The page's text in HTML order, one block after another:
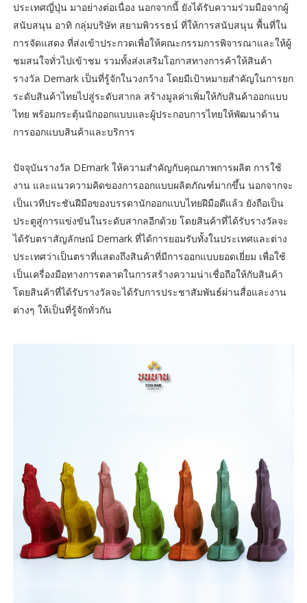
ประเทศญี่ปุ่น มาอย่างต่อเนื่อง นอกจากนี้ ยังได้รับความร่วมมือจากผู้
สนับสนุน อาทิ กลุ่มบริษัท สยามพิวรรธน์ ที่ให้การสนับสนุน พื้นที่ใน
การจัดแสดง ที่ส่งเข้าประกวดเพื่อให้คณะกรรมการพิจารณาและให้ผู้
ชมสนใจทั่วไปเข้าชม รวมทั้งส่งเสริมโอกาสทางการค้าให้สินค้า
รางวัล Demark เป็นที่รู้จักในวงกว้าง โดยมีเป้าหมายสำคัญในการยก
ระดับสินค้าไทยไปสู่ระดับสากล สร้างมูลค่าเพิ่มให้กับสินค้าออกแบบ
ไทย พร้อมกระตุ้นนักออกแบบและผู้ประกอบการไทยให้พัฒนาด้าน
การออกแบบสินค้าและบริการ
ปัจจุบันรางวัล DEmark ให้ความสำคัญกับคุณภาพการผลิต การใช้
งาน และแนวความคิดของการออกแบบผลิตภัณฑ์มากขึ้น นอกจากจะ
เป็นเวทีประชันฝีมือของบรรดานักออกแบบไทยฝีมือดีแล้ว ยังถือเป็น
ประตูสู่การแข่งขันในระดับสากลอีกด้วย โดยสินค้าที่ได้รับรางวัลจะ
ได้รับตราสัญลักษณ์ Demark ที่ได้การยอมรับทั้งในประเทศและต่าง
ประเทศว่าเป็นตราที่แสดงถึงสินค้าที่มีการออกแบบยอดเยี่ยม เพื่อใช้
เป็นเครื่องมือทางการตลาดในการสร้างความน่าเชื่อถือให้กับสินค้า
โดยสินค้าที่ได้รับรางวัลจะได้รับการประชาสัมพันธ์ผ่านสื่อและงาน
ต่างๆ ให้เป็นที่รู้จักทั่วกัน